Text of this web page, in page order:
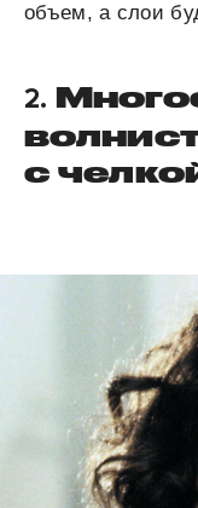
объем, а слои
2.
с